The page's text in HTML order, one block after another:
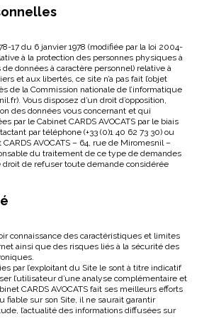
REJOINDRE
CONTACT
17 du 6 janvier 1978 (modifiée par la loi 2004-
à la protection des personnes physiques à
de données à caractère personnel) relative à
et aux libertés, ce site n’a pas fait l’objet
de la Commission nationale de l’informatique
Vous disposez d’un droit d’opposition,
des données vous concernant et qui
par le Cabinet CARDS AVOCATS par le biais
par téléphone (+33 (0)1 40 62 73 30) ou
AVOCATS – 64, rue de Miromesnil –
du traitement de ce type de demandes
droit de refuser toute demande considérée
connaissance des caractéristiques et limites
ainsi que des risques liés à la sécurité des
par l’exploitant du Site le sont à titre indicatif
l’utilisateur d’une analyse complémentaire et
CARDS AVOCATS fait ses meilleurs efforts
fiable sur son Site, il ne saurait garantir
l’actualité des informations diffusées sur